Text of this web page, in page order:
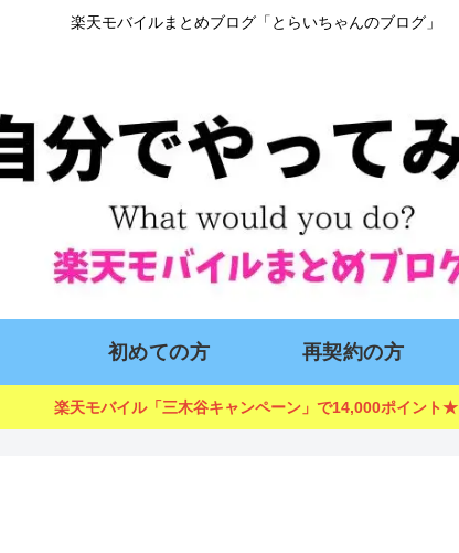
楽天モバイルまとめブログ「とらいちゃんのブログ」
初めての方 再契約の方
楽天モバイル「三木谷キャンペーン」で14,000ポイント★